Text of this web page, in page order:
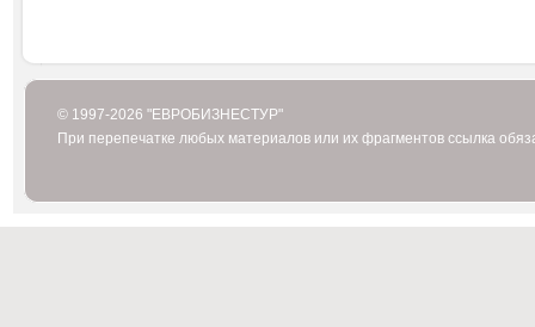
© 1997-2026 "ЕВРОБИЗНЕСТУР"
При перепечатке любых материалов или их фрагментов ссылка